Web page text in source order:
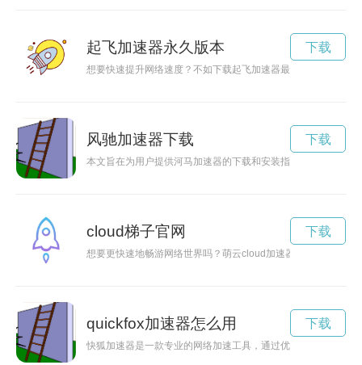
起飞加速器永久版本
想要快速提升网络速度？不如下载起飞加速器最新版，让您的网
下载
风驰加速器下载
本文旨在为用户提供河马加速器的下载和安装指南，帮助用户
下载
cloud梯子官网
想要更快速地畅游网络世界吗？萌云cloud加速器下载将成为你
下载
quickfox加速器怎么用
快狐加速器是一款专业的网络加速工具，通过优化网络连接，
下载